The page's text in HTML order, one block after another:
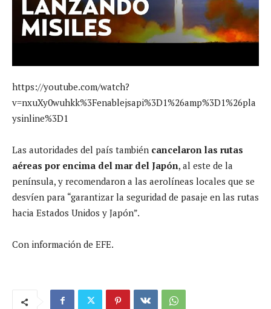
https://youtube.com/watch?
v=nxuXy0wuhkk%3Fenablejsapi%3D1%26amp%3D1%26pla
ysinline%3D1
Las autoridades del país también cancelaron las rutas
aéreas por encima del mar del Japón, al este de la
península, y recomendaron a las aerolíneas locales que se
desvíen para “garantizar la seguridad de pasaje en las rutas
hacia Estados Unidos y Japón”.
Con información de EFE.